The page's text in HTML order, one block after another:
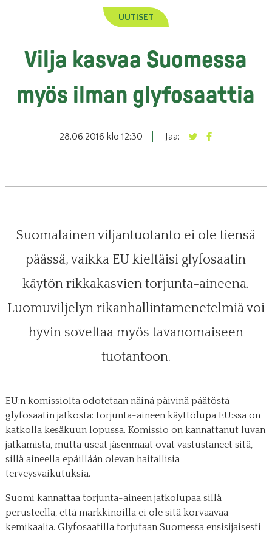
UUTISET
Vilja kasvaa Suomessa
myös ilman glyfosaattia
28.06.2016 klo 12:30 Jaa:
Suomalainen viljantuotanto ei ole tiensä
päässä, vaikka EU kieltäisi glyfosaatin
käytön rikkakasvien torjunta-aineena.
Luomuviljelyn rikanhallintamenetelmiä voi
hyvin soveltaa myös tavanomaiseen
tuotantoon.
EU:n komissiolta odotetaan näinä päivinä päätöstä
glyfosaatin jatkosta: torjunta-aineen käyttölupa EU:ssa on
katkolla kesäkuun lopussa. Komissio on kannattanut luvan
jatkamista, mutta useat jäsenmaat ovat vastustaneet sitä,
sillä aineella epäillään olevan haitallisia
terveysvaikutuksia.
Suomi kannattaa torjunta-aineen jatkolupaa sillä
perusteella, että markkinoilla ei ole sitä korvaavaa
kemikaalia. Glyfosaatilla torjutaan Suomessa ensisijaisesti